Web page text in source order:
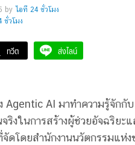
by ไอที 24 ชั่วโมง
ชั่วโมง
ทวีต ส่งไลน์
Agentic AI มาทำความรู้จักกั
จริงในการสร้างผู้ช่วยอัจฉริ
จัดโดยสำนักงานนวัตกรรมแห่